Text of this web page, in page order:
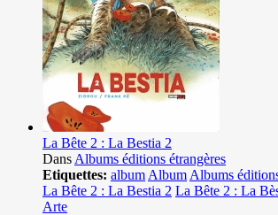
La Bête 2 : La Bestia 2
Dans Albums éditions étrangères
Etiquettes: album Album Albums
La Bête 2 : La Bestia 2 La Bête 2 : La
Arte